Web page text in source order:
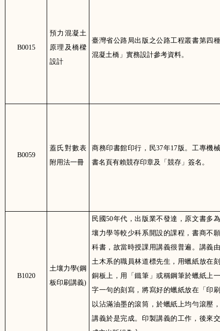
B0015
預力混凝土
原理及橋樑
設計
臺灣省公路局出版之公路工程叢書第四
混凝土橋」實務設計參考資料。
B0059
蓋氏對數表
附用法一冊
商務印書館印行，民37年17版。工專機
書名頁有賴競存印章及「競存」簽名。
B1020
土壤力學(鋼
板印刷講義)
民國50年代，出版業不發達，原文書多
壤力學等較少科系開設的課程，書商不
科書，故當時授課用講義很普遍。講義
土木系的職員林道標先生，用蠟紙放在
銅板上，用「鐵筆」或稱鋼筆於蠟紙上
字一句的刻寫，將寫好的蠟紙放在「印
以沾滿油墨的滾筒，於蠟紙上均勻滾壓
講義於是完成。印製講義的工作，後來